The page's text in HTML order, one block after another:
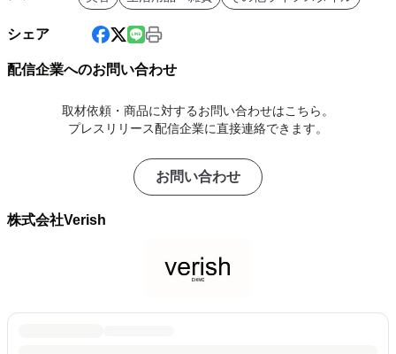
シェア
配信企業へのお問い合わせ
取材依頼・商品に対するお問い合わせはこちら。
プレスリリース配信企業に直接連絡できます。
お問い合わせ
株式会社Verish